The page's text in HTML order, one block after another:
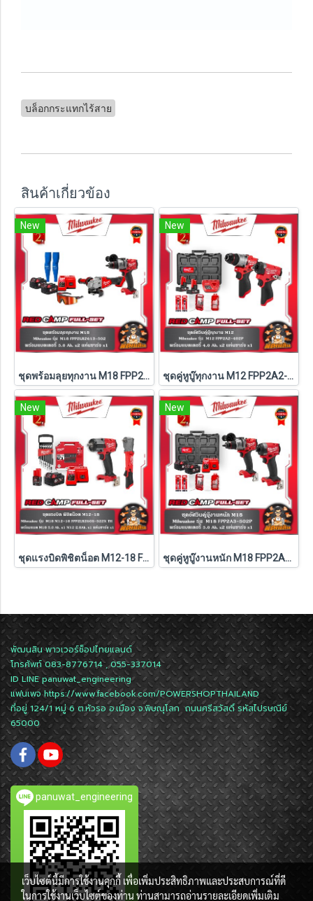
บล็อกกระแทกไร้สาย
สินค้าเกี่ยวข้อง
New
ชุดพร้อมลุยทุกงาน M18 FPP2LR2613-502 Milwaukee (M18-FPD3+M18-FSAGV100XB-0X0)
New
ชุดคู่หูบู๊ทุกงาน M12 FPP2A2-402P Milwaukee (Q3)
New
ชุดแรงบิดพิชิตน็อต M12-18 FPP2LR2605-522X TH Milwaukee (M18-FMTIW2F12-0X0+M12-FRAIWF12-0)
New
ชุดคู่หูบู๊งานหนัก M18 FPP2A3-502P Milwaukee (Q3)
พัฒนสิน พาวเวอร์ช็อปไทยแลนด์
โทรศัพท์ 083-8776714 , 055-337014
ID LINEpanuwat_engineering
แฟนเพจhttps://www.facebook.com/POWERSHOPTHAILAND
ที่อยู่ 124/1 หมู่ 6 ต.หัวรอ อ.เมือง จ.พิษณุโลก ถนนศรีสวัสดิ์ รหัสไปรษณีย์
65000
panuwat_engineering
เว็บไซต์นี้มีการใช้งานคุกกี้ เพื่อเพิ่มประสิทธิภาพและประสบการณ์ที่ดี
ในการใช้งานเว็บไซต์ของท่าน ท่านสามารถอ่านรายละเอียดเพิ่มเติม